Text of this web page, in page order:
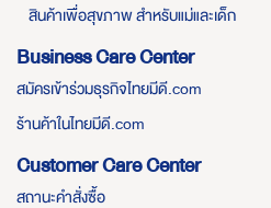
สินค้าเพื่อสุขภาพ สำหรับแม่และเด็ก
Business Care Center
สมัครเข้าร่วมธุรกิจไทยมีดี.com
ร้านค้าในไทยมีดี.com
Customer Care Center
สถานะคำสั่งซื้อ